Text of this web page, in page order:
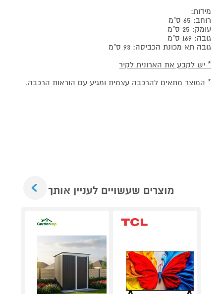
מידות:
רוחב: 65 ס"מ
עומק: 25 ס"מ
גובה: 169 ס"מ
גובה תא מכונת הכביסה: 93 ס"מ
* יש לקבע את הארונית לקיר
* המוצר מתאים להרכבה עצמית ומגיע עם הוראות הרכבה.
מוצרים שעשויים לעניין אותך